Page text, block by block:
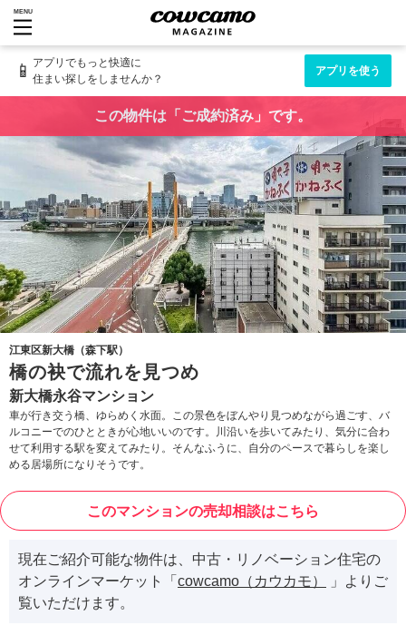
MENU
📱 アプリでもっと快適に
住まい探しをしませんか？
アプリを使う
この物件は「ご成約済み」です。
江東区新大橋（森下駅）
橋の袂で流れを見つめ
新大橋永谷マンション
車が行き交う橋、ゆらめく水面。この景色をぼんやり見つめながら過ごす、バ
ルコニーでのひとときが心地いいのです。川沿いを歩いてみたり、気分に合わ
せて利用する駅を変えてみたり。そんなふうに、自分のペースで暮らしを楽し
める居場所になりそうです。
このマンションの売却相談はこちら
現在ご紹介可能な物件は、中古・リノベーション住宅の
オンラインマーケット「 cowcamo（カウカモ）
」よりご
覧いただけます。